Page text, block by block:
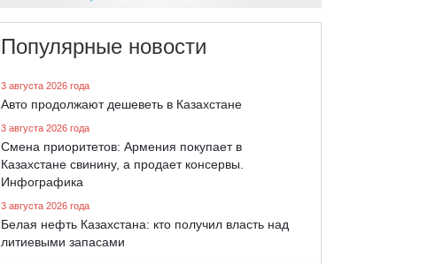
Популярные новости
3 августа 2026 года
Авто продолжают дешеветь в Казахстане
3 августа 2026 года
Смена приоритетов: Армения покупает в
Казахстане свинину, а продает консервы.
Инфографика
3 августа 2026 года
Белая нефть Казахстана: кто получил власть над
литиевыми запасами